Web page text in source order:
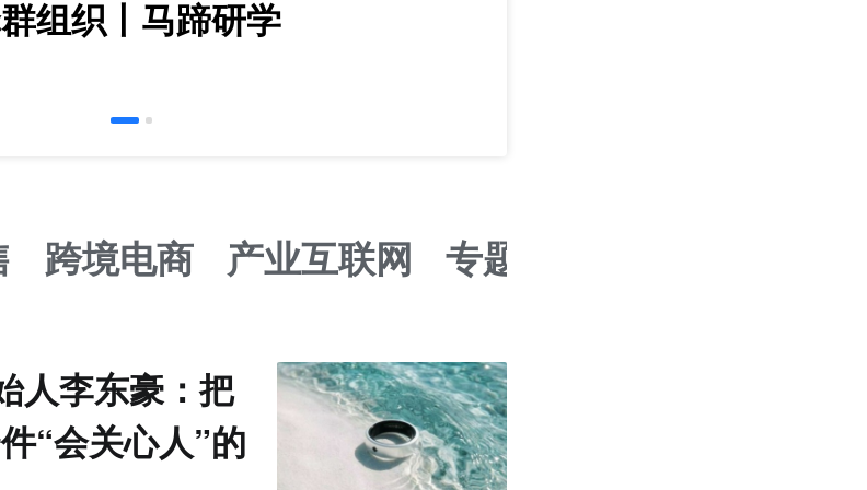
组织丨马蹄研学
跨境电商 产业互联网 专题
人李东豪：把
“会关心人”的